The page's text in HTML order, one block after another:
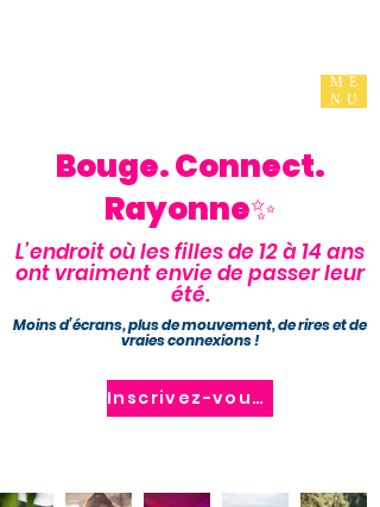
ME
NU
Bouge. Connect.
Rayonne✨
L’endroit où les filles de 12 à 14 ans
ont vraiment envie de passer leur
été.
Moins d’écrans, plus de mouvement, de rires et de
vraies connexions !
Inscrivez-vous maintenant